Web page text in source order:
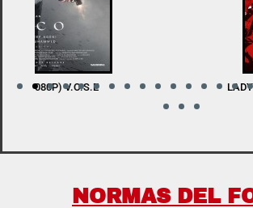
LADY WITH A SWORD (BDRIP 1080P)
NORMAS DEL